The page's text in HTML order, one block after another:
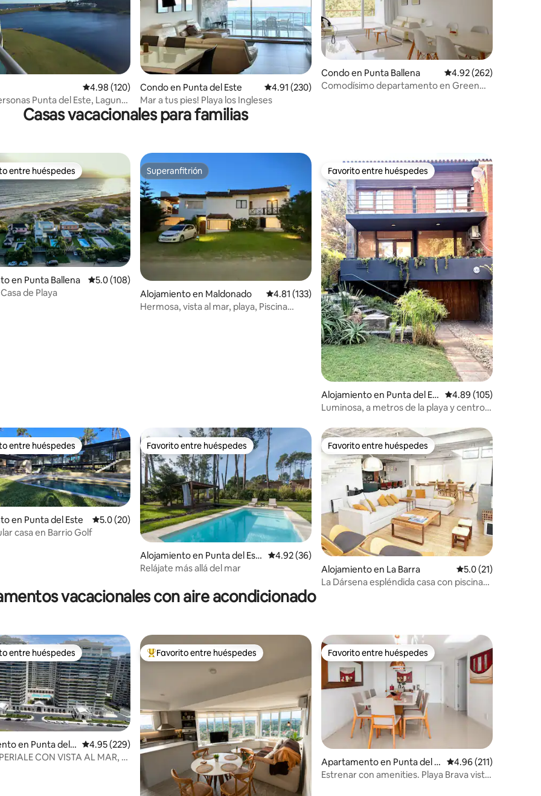
de 5, 172 reseñasCalificación promedio: 4.98 de 5, 120 reseñas
4.98 (120)
Punta del Este, Laguna
Condo en Punta del Este Calificación promedio: 4.91 de 5, 230 reseñas
4.91 (230)
Mar a tus pies! Playa los Ingleses
Condo en Punta Ballena Calificación promedio:
4.92 (262)
Comodísimo departamento en Green
Casas vacacionales para familias
de 5, 150 reseñas
huéspedes preferido
entre huéspedes
en Punta Ballena Calificación promedio: 5.0 de 5, 108 reseñas
5.0 (108)
de Playa
Superanfitrión
Superanfitrión
Alojamiento en Maldonado Calificación promedio: 4.81 de 5, 133 reseñas
4.81 (133)
Hermosa, vista al mar, playa, Piscina
Favorito entre huéspedes
Favorito entre huéspedes
Alojamiento en Punta del Est
e
Calificación promedio:
4.89 (105)
Luminosa, a metros de la playa y centro
de 5, 141 reseñas
huéspedes preferido
entre huéspedes
en Punta del Este Calificación promedio: 5.0 de 5, 20 reseñas
5.0 (20)
casa en Barrio Golf
Favorito entre huéspedes
Favorito entre huéspedes
Alojamiento en Punta del Est
e
Calificación promedio: 4.92 de 5, 36 reseñas
4.92 (36)
Relájate más allá del mar
Favorito entre huéspedes
Favorito entre huéspedes
Alojamiento en La Barra Calificación
5.0 (21)
La Dársena espléndida casa con piscina
vacacionales con aire acondicionado
de 5, 269 reseñas
huéspedes preferido
entre huéspedes
en Punta del E Calificación promedio: 4.95 de 5, 229 reseñas
4.95 (229)
CON VISTA AL MAR, 2
Favorito entre huéspedes preferido
Favorito entre huéspedes Favorito entre huéspedes
Favorito entre huéspedes
Apartamento en Punta del E
ste
Calificación promedio:
4.96 (211)
Estrenar con amenities. Playa Brava vista